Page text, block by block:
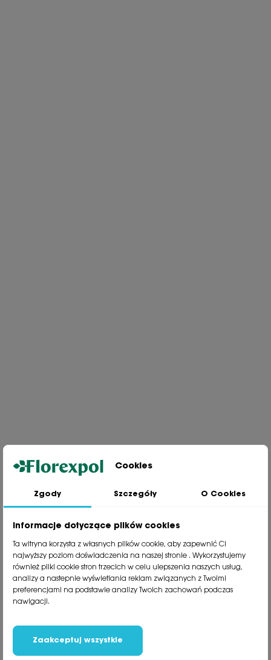
Jesteśmy wiodącą firmą wysyłkową roślin na terenie Polski. Od ponad
30 lat dzielimy się z naszymi Klientami naszą pasją, doświadczeniem i
81 533 23 05
phone81 533 30 50
phone 81 533 82 20
Polecane kategorie
Informacje
Cookies
Zgody Szczegóły O Cookies
Informacje dotyczące plików cookies
Ta witryna korzysta z własnych plików cookie, aby zapewnić Ci
najwyższy poziom doświadczenia na naszej stronie . Wykorzystujemy
również pliki cookie stron trzecich w celu ulepszenia naszych usług,
analizy a nastepnie wyświetlania reklam związanych z Twoimi
preferencjami na podstawie analizy Twoich zachowań podczas
nawigacji.
Zaakceptuj wszystkie